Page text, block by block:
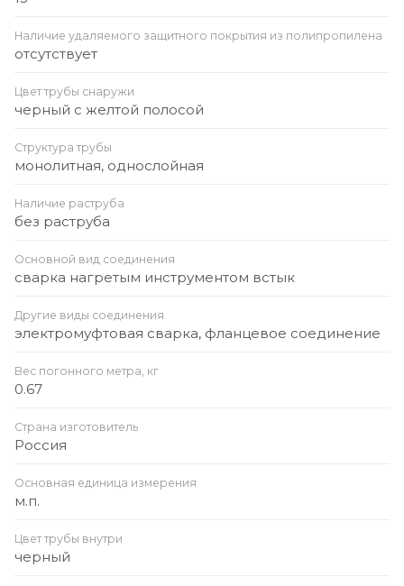
Наличие удаляемого защитного покрытия из полипропилена
отсутствует
Цвет трубы снаружи
черный с желтой полосой
Структура трубы
монолитная, однослойная
Наличие раструба
без раструба
Основной вид соединения
сварка нагретым инструментом встык
Другие виды соединения
электромуфтовая сварка, фланцевое соединение
Вес погонного метра, кг
0.67
Страна изготовитель
Россия
Основная единица измерения
м.п.
Цвет трубы внутри
черный